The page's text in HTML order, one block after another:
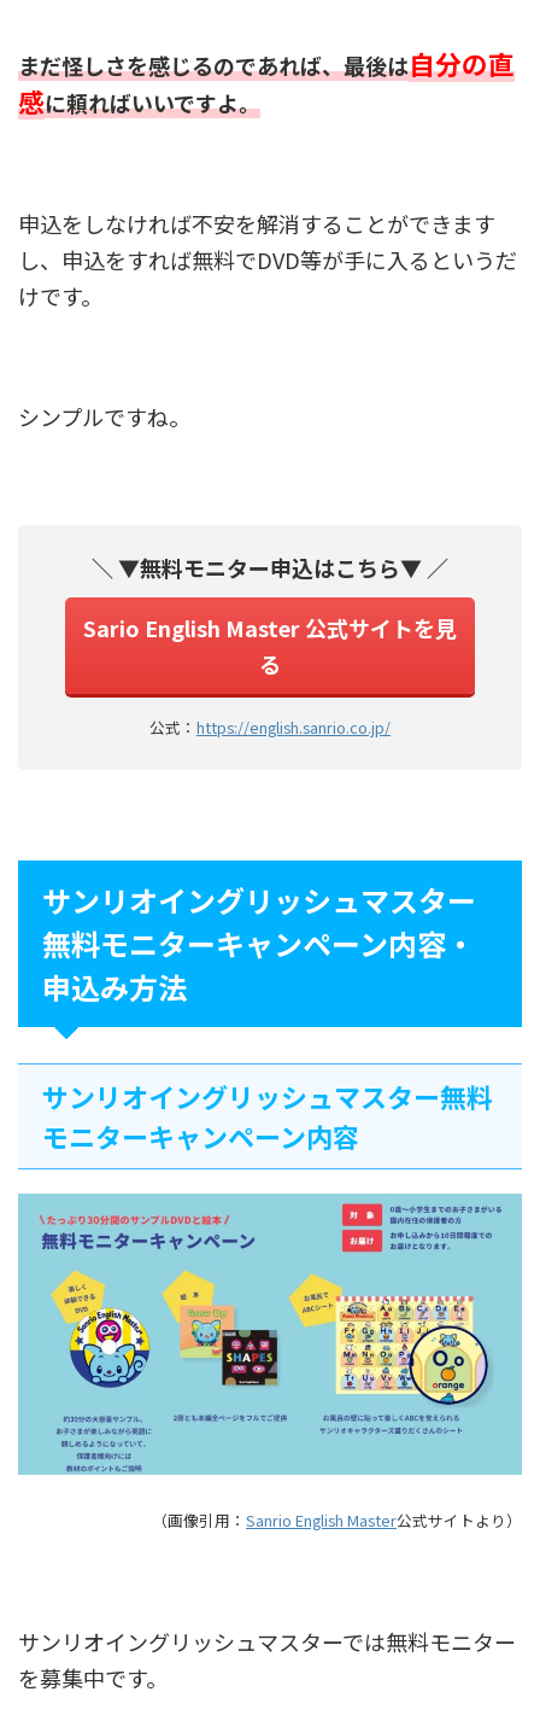
まだ怪しさを感じるのであれば、最後は自分の直
感に頼ればいいですよ。
申込をしなければ不安を解消することができます
し、申込をすれば無料でDVD等が手に入るというだ
けです。
シンプルですね。
＼ ▼無料モニター申込はこちら▼ ／
Sario English Master 公式サイトを見
る
公式： https://english.sanrio.co.jp/
サンリオイングリッシュマスター
無料モニターキャンペーン内容・
申込み方法
サンリオイングリッシュマスター無料
モニターキャンペーン内容
（画像引用： Sanrio English Master公式サイトより）
サンリオイングリッシュマスターでは無料モニター
を募集中です。